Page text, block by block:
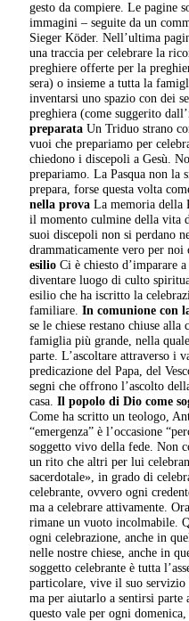
gesto da compiere. Le pagine
immagini – seguite da un
Sieger Köder. Nell’ultima
una traccia per celebrare la
preghiere offerte per la
sera) o insieme a tutta la
inventarsi uno spazio con dei
preghiera (come suggerito
preparata Un Triduo strano
vuoi che prepariamo per
chiedono i discepoli a Gesù.
prepariamo. La Pasqua non la
prepara, forse questa volta
nella prova La memoria della
il momento culmine della vita
suoi discepoli non si perdano
drammaticamente vero per
esilio Ci è chiesto d’imparare
diventare luogo di culto
esilio che ha iscritto la
familiare.In comunione con
se le chiese restano chiuse alla
famiglia più grande, nella
parte. L’ascoltare attraverso i
predicazione del Papa, del
segni che offrono l’ascolto
casa.Il popolo di Dio come
Come ha scritto un teologo,
“emergenza” è l’occasione
soggetto vivo della fede. Non
un rito che altri per lui
sacerdotale», in grado di
celebrante, ovvero ogni
ma a celebrare attivamente.
rimane un vuoto incolmabile.
ogni celebrazione, anche in
nelle nostre chiese, anche in
soggetto celebrante è tutta
particolare, vive il suo
ma per aiutarlo a sentirsi parte
questo vale per ogni domenica,